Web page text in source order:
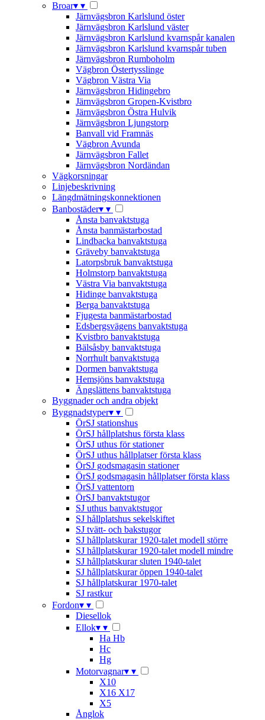
Broar▾ ▾
Järnvägsbron Karlslund öster
Järnvägsbron Karlslund väster
Järnvägsbron Karlslund kvarnspår kanalen
Järnvägsbron Karlslund kvarnspår tuben
Järnvägsbron Rumboholm
Vägbron Östertysslinge
Vägbron Västra Via
Järnvägsbron Hidingebro
Järnvägsbron Gropen-Kvistbro
Järnvägsbron Östra Hulvik
Järnvägsbron Ljungstorp
Banvall vid Framnäs
Vägbron Avunda
Järnvägsbron Fallet
Järnvägsbron Nordändan
Vägkorsningar
Linjebeskrivning
Längdmätningskonnektionen
Banbostäder▾ ▾
Ånsta banvaktstuga
Ånsta banmästarbostad
Lindbacka banvaktstuga
Gräveby banvaktstuga
Latorpsbruk banvaktstuga
Holmstorp banvaktstuga
Västra Via banvaktstuga
Hidinge banvaktstuga
Berga banvaktstuga
Fjugesta banmästarbostad
Edsbergsvägens banvaktstuga
Kvistbro banvaktstuga
Bälsåsby banvaktstuga
Norrhult banvaktstuga
Dormen banvaktstuga
Hemsjöns banvaktstuga
Ängslättens banvaktstuga
Byggnader och andra objekt
Byggnadstyper▾ ▾
ÖrSJ stationshus
ÖrSJ hållplatshus första klass
ÖrSJ uthus för stationer
ÖrSJ uthus hållplatser första klass
ÖrSJ godsmagasin stationer
ÖrSJ godsmagasin hållplatser första klass
ÖrSJ vattentorn
ÖrSJ banvaktstugor
SJ uthus banvaktstugor
SJ hållplatshus sekelskiftet
SJ tvätt- och bakstugor
SJ hållplatskurar 1920-talet modell större
SJ hållplatskurar 1920-talet modell mindre
SJ hållplatskurar sluten 1940-talet
SJ hållplatskurar öppen 1940-talet
SJ hållplatskurar 1970-talet
SJ rastkur
Fordon▾ ▾
Diesellok
Ellok▾ ▾
Ha Hb
Hc
Hg
Motorvagnar▾ ▾
X10
X16 X17
X5
Ånglok